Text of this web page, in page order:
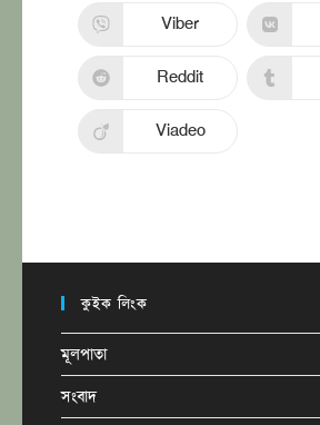
Viber
Reddit
Viadeo
কুইক লিংক
মূলপাতা
সংবাদ